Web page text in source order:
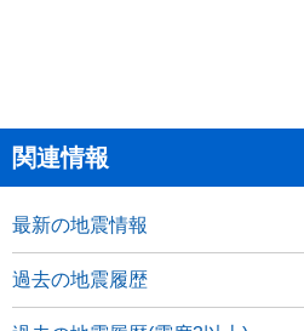
関連情報
最新の地震情報
過去の地震履歴